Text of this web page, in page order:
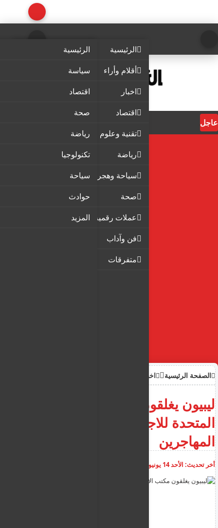
الرئيسية
أقلام وأراء
اخبار
اقتصاد
تقنية وعلوم
رياضة
سياحة وهجرة
صحة
عملات رقمية
فن وآداب
متفرقات
الرئيسية
سياسة
اقتصاد
صحة
رياضة
تكنولوجيا
سياحة
حوادث
المزيد
عاجل
الصفحة الرئيسية اخبار
ليبيون يغلقون مكتب الأمم
المتحدة للاجئين احتجاجا على
المهاجرين
أخر تحديث: الأحد 14 يونيو 2026